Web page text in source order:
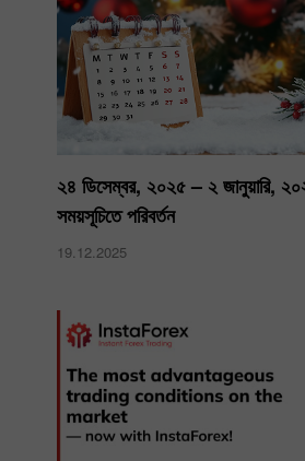
২৪ ডিসেম্বর, ২০২৫ – ২ জানুয়ারি,
সময়সূচিতে পরিবর্তন
19.12.2025